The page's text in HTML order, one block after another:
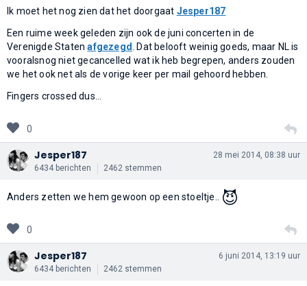
Ik moet het nog zien dat het doorgaat Jesper187
Een ruime week geleden zijn ook de juni concerten in de
Verenigde Statenafgezegd . Dat belooft weinig goeds, maar NL is
vooralsnog niet gecancelled wat ik heb begrepen, anders zouden
we het ook net als de vorige keer per mail gehoord hebben.
Fingers crossed dus...
0
Jesper187
6434 berichten 2462 stemmen
28 mei 2014, 08:38 uur
Anders zetten we hem gewoon op een stoeltje.. 😈
0
Jesper187
6434 berichten 2462 stemmen
6 juni 2014, 13:19 uur